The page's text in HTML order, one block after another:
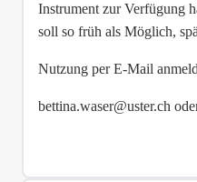
Instrument zur Verfügung
soll so früh als Möglich,
Nutzung per E-Mail
bettina.waser@uster.ch